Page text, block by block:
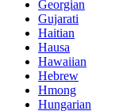
Georgian
Gujarati
Haitian
Hausa
Hawaiian
Hebrew
Hmong
Hungarian